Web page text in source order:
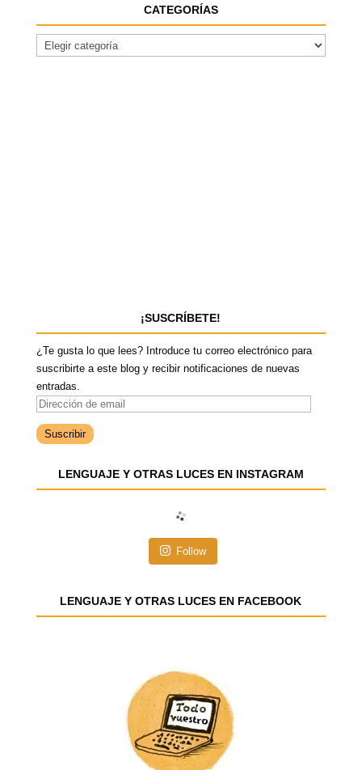
CATEGORÍAS
¡SUSCRÍBETE!
¿Te gusta lo que lees? Introduce tu correo electrónico para
suscribirte a este blog y recibir notificaciones de nuevas
entradas.
D
r
c
m
LENGUAJE Y OTRAS LUCES EN INSTAGRAM
Follow
LENGUAJE Y OTRAS LUCES EN FACEBOOK